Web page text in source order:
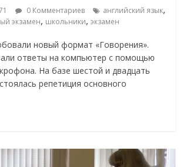
0 Комментариев английский язык,
экзамен, школьники,экзамен
новый формат «Говорения».
ответы на компьютер с помощью
На базе шестой и двадцать
репетиция основного